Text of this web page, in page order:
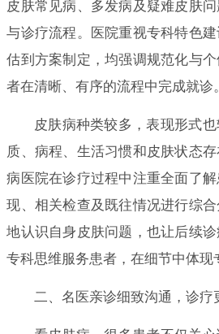
皮肤常见病、多发病及疑难皮肤
与诊疗流程。医院重视专科特色
估到方案制定，均强调规范化与
者在清晰、有序的流程中完成就诊。
皮肤病种类较多，表现形式
质、病程、生活习惯和皮肤状态
病医院在诊疗过程中注重全面了
现、相关检查及既往情况进行综
地认识自身皮肤问题，也让后续
专科思维服务患者，在细节中体现
二、名医亲诊细致沟通，诊疗